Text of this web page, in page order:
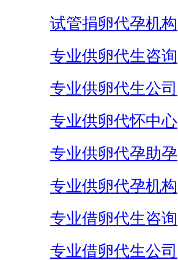
试管捐卵代孕机构
专业供卵代生咨询
专业供卵代生公司
专业供卵代怀中心
专业供卵代孕助孕
专业供卵代孕机构
专业借卵代生咨询
专业借卵代生公司